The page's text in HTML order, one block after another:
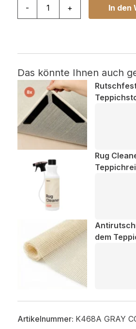
- + In den
Das könnte Ihnen auch
Rug
dem
Artikelnummer: K468A GRAY